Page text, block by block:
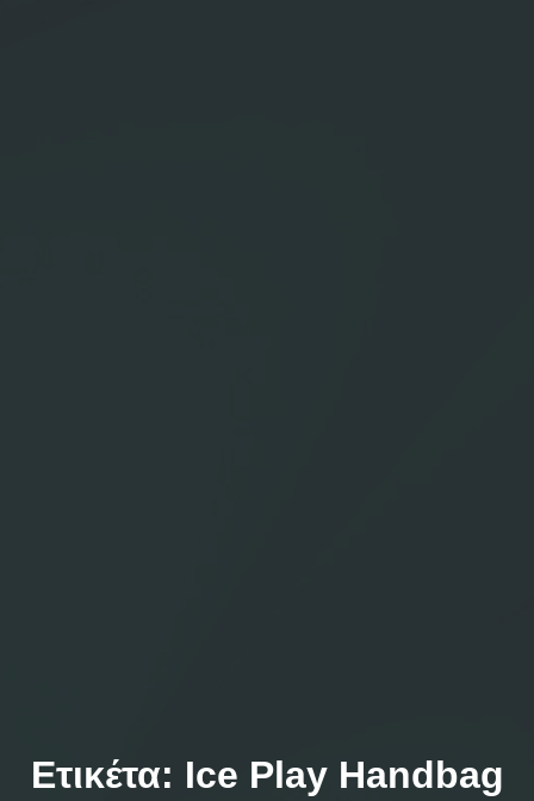
Ετικέτα: Ice Play Handbag